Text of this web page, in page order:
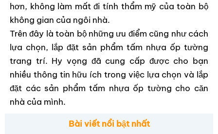
hơn, không làm mất đi tính thẩm mỹ của toàn bộ
không gian của ngôi nhà.
Trên đây là toàn bộ những ưu điểm cũng như cách
lựa chọn, lắp đặt sản phẩm tấm nhựa ốp tường
trang trí. Hy vọng đã cung cấp được cho bạn
nhiều thông tin hữu ích trong việc lựa chọn và lắp
đặt các sản phẩm tấm nhựa ốp tường cho căn
nhà của mình.
Bài viết nổi bật nhất